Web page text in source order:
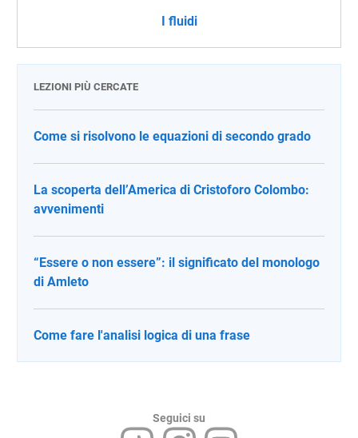
I fluidi
LEZIONI PIÙ CERCATE
Come si risolvono le equazioni di secondo grado
La scoperta dell’America di Cristoforo Colombo:
avvenimenti
“Essere o non essere”: il significato del monologo
di Amleto
Come fare l'analisi logica di una frase
Seguici su